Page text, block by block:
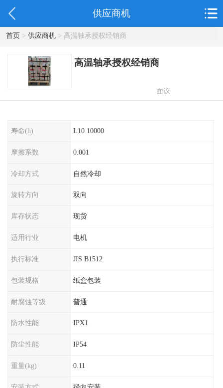
供应商机
首页> 供应商机> 高温轴承授权经销商
高温轴承授权经销商
面议
寿命(h) L10 10000
摩擦系数 0.001
冷却方式 自然冷却
旋转方向 双向
库存状态 现货
适用行业 电机
执行标准 JIS B1512
包装规格 纸盒包装
耐腐蚀等级 普通
防水性能 IPX1
防尘性能 IP54
重量(kg) 0.11